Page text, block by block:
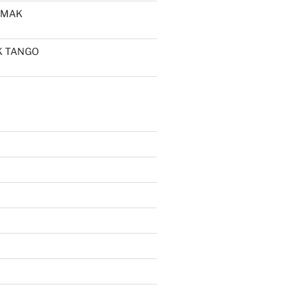
TANGO